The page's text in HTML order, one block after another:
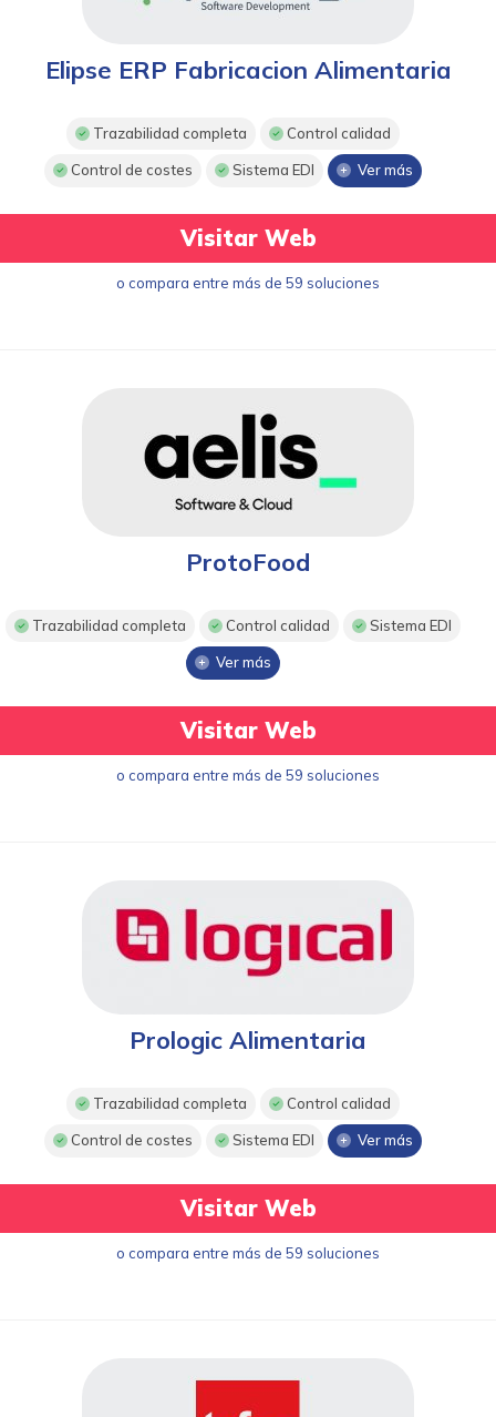
Elipse ERP Fabricacion Alimentaria
Trazabilidad completa Control calidad
Control de costes Sistema EDI Ver más
Visitar Web
o compara entre más de 59 soluciones
ProtoFood
Trazabilidad completa Control calidad Sistema EDI
Ver más
Visitar Web
o compara entre más de 59 soluciones
Prologic Alimentaria
Trazabilidad completa Control calidad
Control de costes Sistema EDI Ver más
Visitar Web
o compara entre más de 59 soluciones